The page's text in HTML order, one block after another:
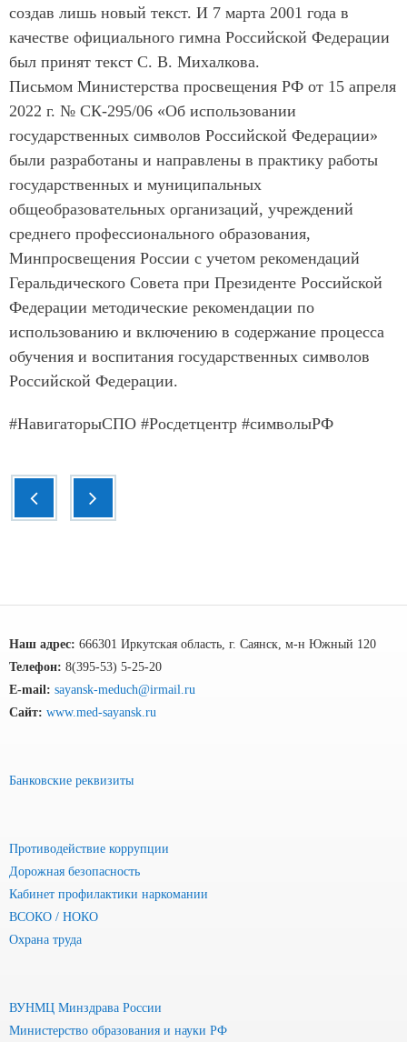
создав лишь новый текст. И 7 марта 2001 года в
качестве официального гимна Российской Федерации
был принят текст С. В. Михалкова.
Письмом Министерства просвещения РФ от 15 апреля
2022 г. № СК-295/06 «Об использовании
государственных символов Российской Федерации»
были разработаны и направлены в практику работы
государственных и муниципальных
общеобразовательных организаций, учреждений
среднего профессионального образования,
Минпросвещения России с учетом рекомендаций
Геральдического Совета при Президенте Российской
Федерации методические рекомендации по
использованию и включению в содержание процесса
обучения и воспитания государственных символов
Российской Федерации.
#НавигаторыСПО #Росдетцентр #символыРФ
Наш адрес: 666301 Иркутская область, г. Саянск, м-н Южный 120
Телефон: 8(395-53) 5-25-20
E-mail: sayansk-meduch@irmail.ru
Сайт: www.med-sayansk.ru
Банковские реквизиты
Противодействие коррупции
Дорожная безопасность
Кабинет профилактики наркомании
ВСОКО / НОКО
Охрана труда
ВУНМЦ Минздрава России
Министерство образования и науки РФ